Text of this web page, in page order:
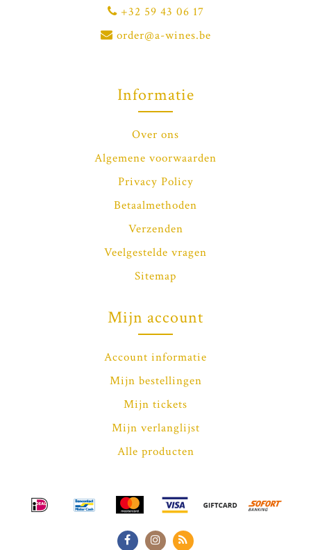
+32 59 43 06 17
order@a-wines.be
Informatie
Over ons
Algemene voorwaarden
Privacy Policy
Betaalmethoden
Verzenden
Veelgestelde vragen
Sitemap
Mijn account
Account informatie
Mijn bestellingen
Mijn tickets
Mijn verlanglijst
Alle producten